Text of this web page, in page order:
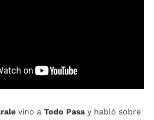
vino a Todo Pasa y habló sobre